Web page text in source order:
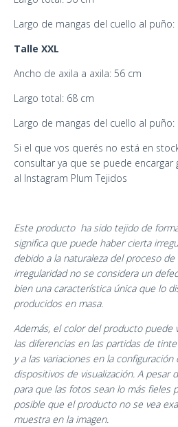
Largo de mangas del cuello al puño:
Talle XXL
Ancho de axila a axila: 56 cm
Largo total: 68 cm
Largo de mangas del cuello al puño:
Si el que vos querés no está en
consultar ya que se puede encargar
al Instagram Plum Tejidos
Este producto ha sido tejido de
significa que puede haber cierta
debido a la naturaleza del proceso
irregularidad no se considera un
bien una característica única que lo
producidos en masa.
Además, el color del producto puede
las diferencias en las partidas de
y a las variaciones en la
dispositivos de visualización. A pesar
para que las fotos sean lo más fieles
posible que el producto no se vea
muestra en la imagen.